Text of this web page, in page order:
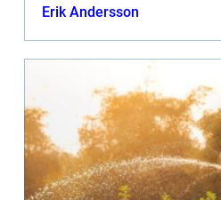
tjäns...
Erik Andersson